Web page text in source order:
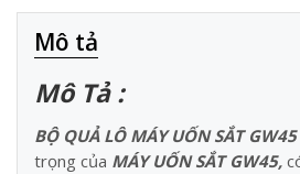
Mô tả
Mô Tả :
BỘ QUẢ LÔ MÁY UỐN SẮT GW45
trọng của MÁY UỐN SẮT GW45,